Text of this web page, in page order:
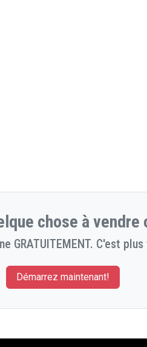
chose à vendre
GRATUITEMENT. C'est
Démarrez maintenant!